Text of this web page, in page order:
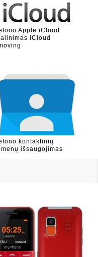
Apple iCloud
iCloud
kontaktinių
išsaugojimas